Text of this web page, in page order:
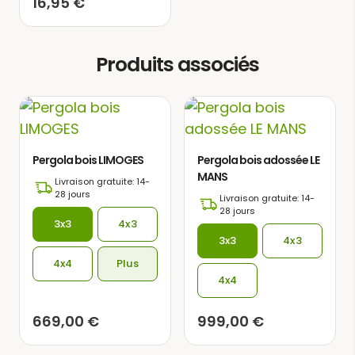
un environnement serein et paisible.
Cette tonnelle de jardin est fabriquée
Produits associés
Pergola bois LIMOGES
Livraison gratuite: 14-
28 jours
3x3 4x3
4x4 Plus
669,00 €
Pergola bois adossée LE
MANS
Livraison gratuite: 14-
28 jours
3x3 4x3
4x4
999,00 €